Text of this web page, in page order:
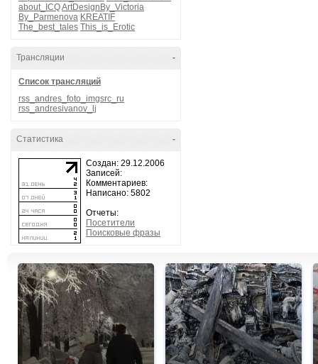
about_ICQArtDesignBy_Victoria
By_Parmenova KREATIF
The_best_tales This_is_Erotic
-
Трансляции
Список трансляций
rss_andres_foto_imgsrc_ru
rss_andresivanov_lj
-
Статистика
Создан: 29.12.2006
Записей:
Комментариев:
Написано: 5802
Отчеты:
Посетители
Поисковые фразы